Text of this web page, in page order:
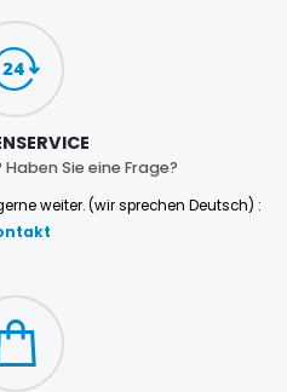
Sie eine Frage?
weiter. (wir sprechen Deutsch) :